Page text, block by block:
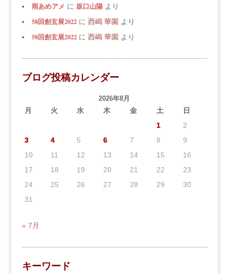
雨あめアメ に 坂口山陽より
58回創玄展2022に 西嶋 華園 より
58回創玄展2022に 西嶋 華園 より
ブログ投稿カレンダー
2026年8月
月 火 水 木 金 土
日
1
2
3
4 5 6 7 8
9
10
11 12 13 14 15
16
17
18 19 20 21 22
23
24
25 26 27 28 29
30
31
« 7月
キーワード